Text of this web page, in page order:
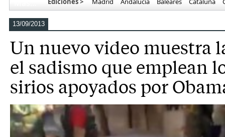
13/09/2013
Un nuevo video muestra
el sadismo que emplean
sirios apoyados por